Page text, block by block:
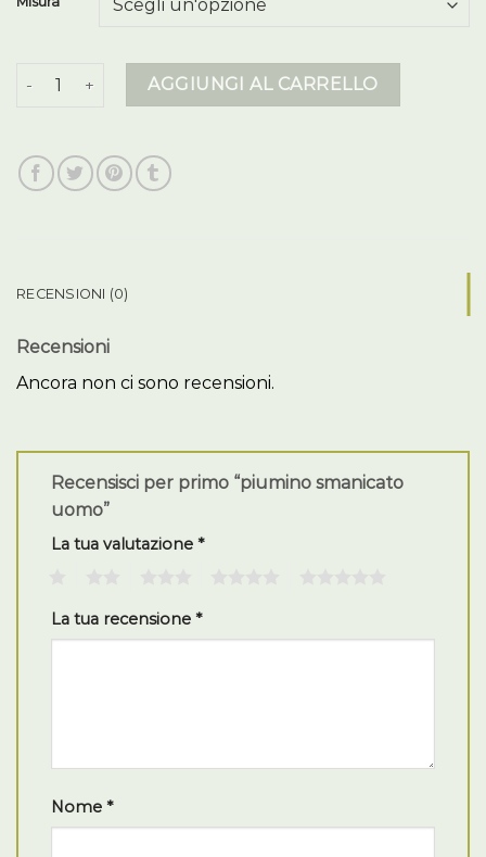
piumino smanicato uomo quantità
AGGIUNGI AL CARRELLO
RECENSIONI (0)
Recensioni
Ancora non ci sono recensioni.
Recensisci per primo “piumino smanicato
uomo”
La tua valutazione *
La tua recensione *
Nome *